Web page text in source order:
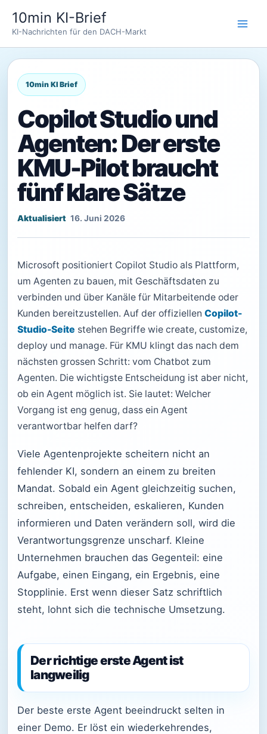
Inhalt
springen
10min KI-Brief
KI-Nachrichten für den DACH-Markt
Copilot Studio und
Agenten: Der erste
KMU-Pilot braucht
fünf klare Sätze
16. Juni 2026
Microsoft positioniert Copilot Studio als Plattform,
um Agenten zu bauen, mit Geschäftsdaten zu
verbinden und über Kanäle für Mitarbeitende oder
Kunden bereitzustellen. Auf der offiziellen Copilot-
Studio-Seite stehen Begriffe wie create, customize,
deploy und manage. Für KMU klingt das nach dem
nächsten grossen Schritt: vom Chatbot zum
Agenten. Die wichtigste Entscheidung ist aber nicht,
ob ein Agent möglich ist. Sie lautet: Welcher
Vorgang ist eng genug, dass ein Agent
verantwortbar helfen darf?
Viele Agentenprojekte scheitern nicht an
fehlender KI, sondern an einem zu breiten
Mandat. Sobald ein Agent gleichzeitig suchen,
schreiben, entscheiden, eskalieren, Kunden
informieren und Daten verändern soll, wird die
Verantwortungsgrenze unscharf. Kleine
Unternehmen brauchen das Gegenteil: eine
Aufgabe, einen Eingang, ein Ergebnis, eine
Stopplinie. Erst wenn dieser Satz schriftlich
steht, lohnt sich die technische Umsetzung.
Der richtige erste Agent ist
langweilig
Der beste erste Agent beeindruckt selten in
einer Demo. Er löst ein wiederkehrendes,